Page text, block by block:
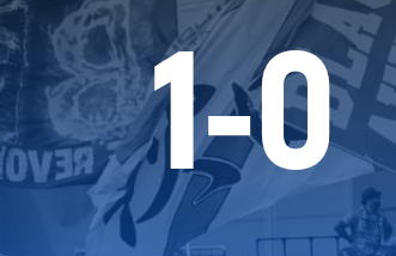
1-0